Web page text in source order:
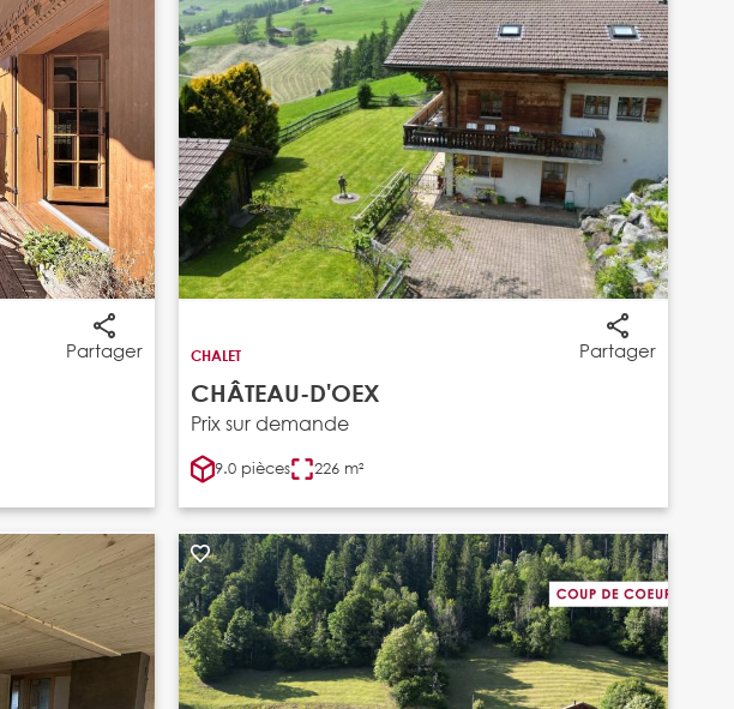
Partager Partager
CHALET
CHÂTEAU-D'OEX
Prix sur demande
9.0 pièces 226 m²